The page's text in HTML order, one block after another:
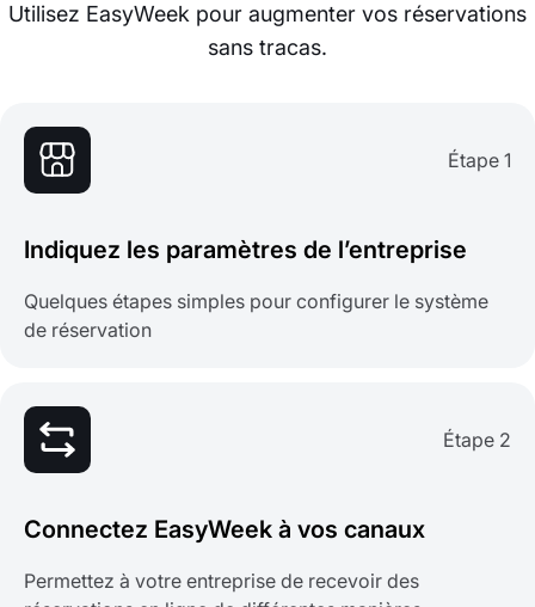
Utilisez EasyWeek pour augmenter vos réservations
sans tracas.
Étape 1
Indiquez les paramètres de l’entreprise
Quelques étapes simples pour configurer le système
de réservation
Étape 2
Connectez EasyWeek à vos canaux
Permettez à votre entreprise de recevoir des